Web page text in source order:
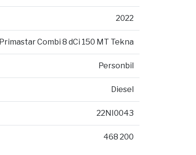
2022
Primastar Combi 8 dCi 150 MT Tekna
Personbil
Diesel
22NI0043
468 200